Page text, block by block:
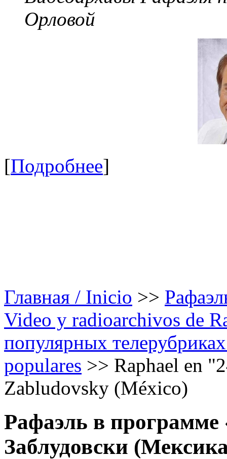
Орловой
[Подробнее]
Главная / Inicio >>
Video y radioarchivos de
популярных
populares >> Raphael en
Zabludovsky (México)
Рафаэль в программе
Заблудовски